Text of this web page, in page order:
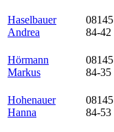
Haselbauer
Andrea
08145
84-42
Hörmann
Markus
08145
84-35
Hohenauer
Hanna
08145
84-53